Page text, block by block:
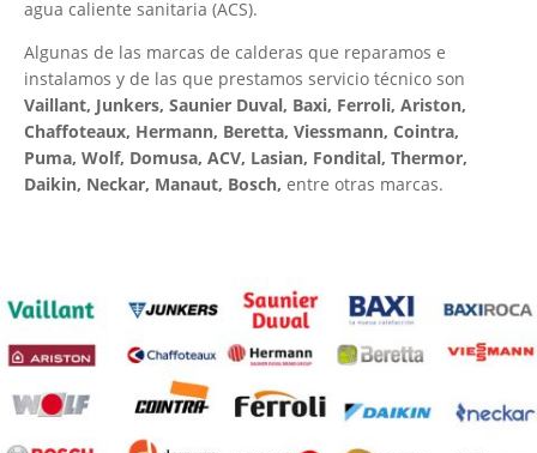
agua caliente sanitaria (ACS).
Algunas de las marcas de calderas que reparamos e
instalamos y de las que prestamos servicio técnico son
Vaillant, Junkers, Saunier Duval, Baxi, Ferroli, Ariston,
Chaffoteaux, Hermann, Beretta, Viessmann, Cointra,
Puma, Wolf, Domusa, ACV, Lasian, Fondital, Thermor,
Daikin, Neckar, Manaut, Bosch, entre otras marcas.